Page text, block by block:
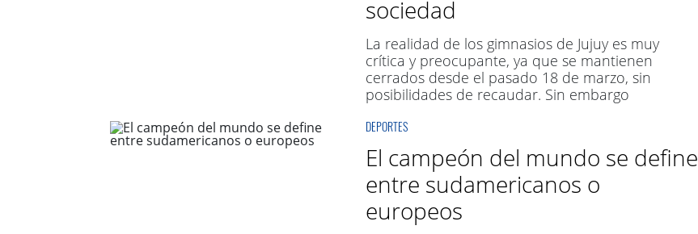
sociedad
La realidad de los gimnasios de Jujuy es muy
crítica y preocupante, ya que se mantienen
cerrados desde el pasado 18 de marzo, sin
posibilidades de recaudar. Sin embargo
mantener una sociedad activa. Así lo vive el
preparador físico, Leandro Calvetti.
DEPORTES
El campeón del mundo se define
entre sudamericanos o
europeos